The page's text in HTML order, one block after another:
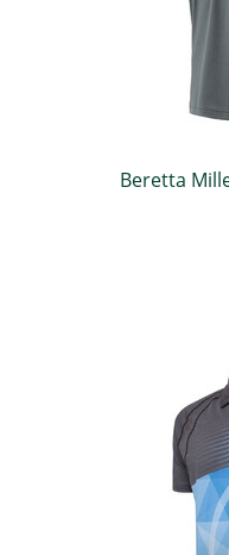
Beretta